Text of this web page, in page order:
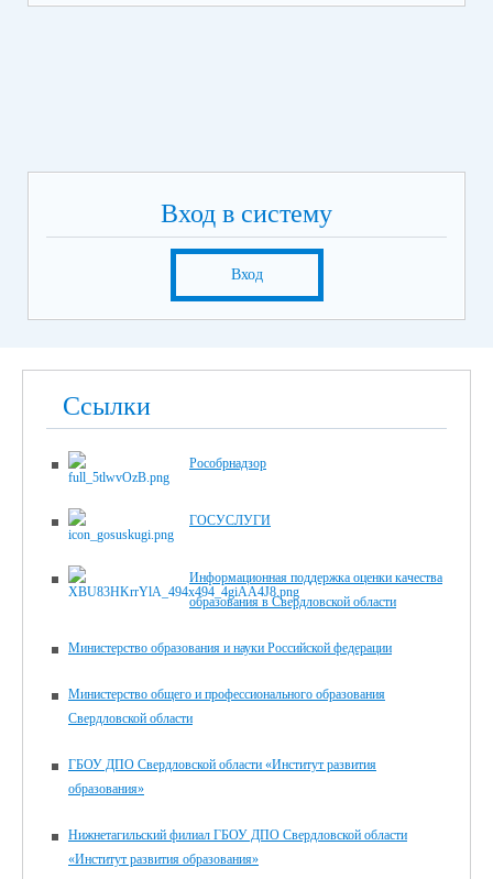
Вход в систему
Вход
Ссылки
Рособрнадзор
ГОСУСЛУГИ
Информационная поддержка оценки качества
образования в Свердловской области
Министерство образования и науки Российской федерации
Министерство общего и профессионального образования
Свердловской области
ГБОУ ДПО Свердловской области «Институт развития
образования»
Нижнетагильский филиал ГБОУ ДПО Свердловской области
«Институт развития образования»